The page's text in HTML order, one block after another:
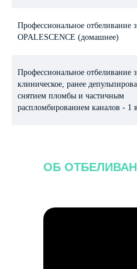
Профессиональное отбеливание
OPALESCENCE (домашнее)
Профессиональное отбеливание
клиническое, ранее
снятием пломбы и частичным
распломбированием каналов - 1
ОБ